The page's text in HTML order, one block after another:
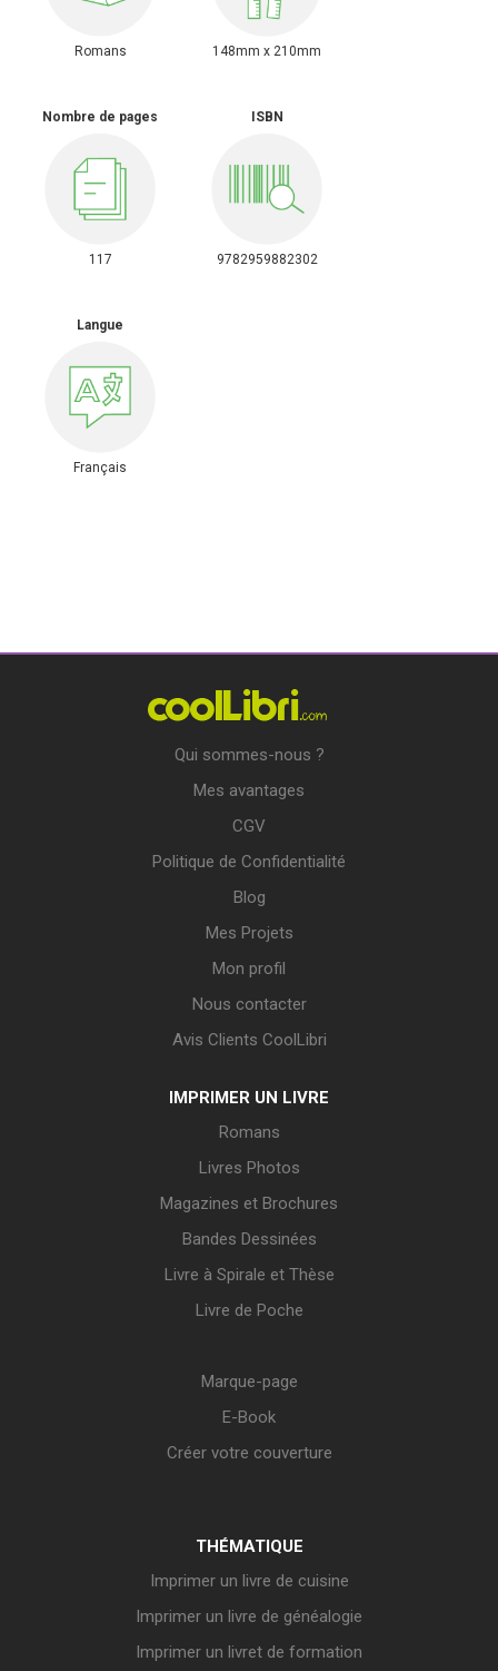
Romans 148mm x 210mm
Nombre de pages
117
ISBN
9782959882302
Langue
Français
Qui sommes-nous ?
Mes avantages
CGV
Politique de Confidentialité
Blog
Mes Projets
Mon profil
Nous contacter
Avis Clients CoolLibri
IMPRIMER UN LIVRE
Romans
Livres Photos
Magazines et Brochures
Bandes Dessinées
Livre à Spirale et Thèse
Livre de Poche
Marque-page
E-Book
Créer votre couverture
THÉMATIQUE
Imprimer un livre de cuisine
Imprimer un livre de généalogie
Imprimer un livret de formation